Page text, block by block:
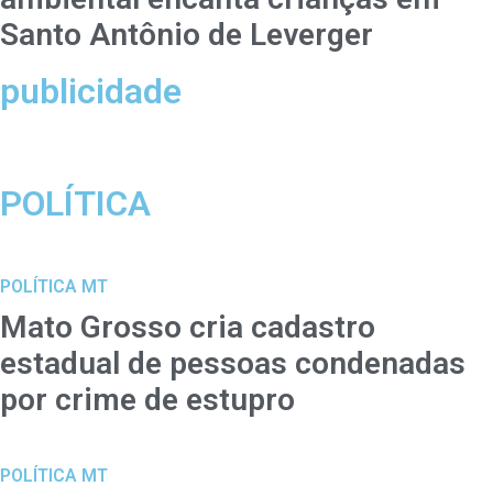
Santo Antônio de Leverger
publicidade
POLÍTICA
POLÍTICA MT
Mato Grosso cria cadastro
estadual de pessoas condenadas
por crime de estupro
POLÍTICA MT